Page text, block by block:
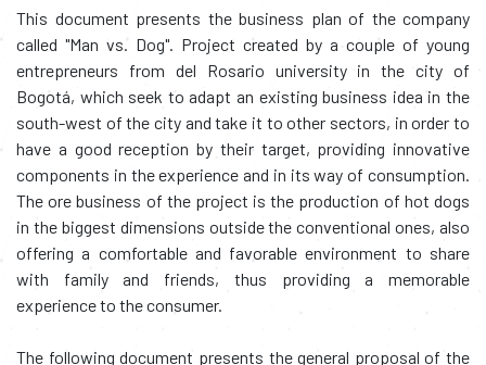
This document presents the business plan of the company
called "Man vs. Dog". Project created by a couple of young
entrepreneurs from del Rosario university in the city of
Bogotá, which seek to adapt an existing business idea in the
south-west of the city and take it to other sectors, in order to
have a good reception by their target, providing innovative
components in the experience and in its way of consumption.
The ore business of the project is the production of hot dogs
in the biggest dimensions outside the conventional ones, also
offering a comfortable and favorable environment to share
with family and friends, thus providing a memorable
experience to the consumer.
The following document presents the general proposal of the